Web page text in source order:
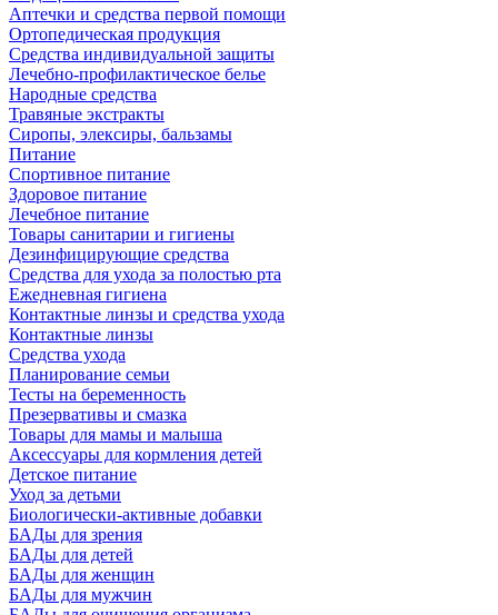
Аптечки и средства первой помощи
Ортопедическая продукция
Средства индивидуальной защиты
Лечебно-профилактическое белье
Народные средства
Травяные экстракты
Сиропы, элексиры, бальзамы
Питание
Спортивное питание
Здоровое питание
Лечебное питание
Товары санитарии и гигиены
Дезинфицирующие средства
Средства для ухода за полостью рта
Ежедневная гигиена
Контактные линзы и средства ухода
Контактные линзы
Средства ухода
Планирование семьи
Тесты на беременность
Презервативы и смазка
Товары для мамы и малыша
Аксессуары для кормления детей
Детское питание
Уход за детьми
Биологически-активные добавки
БАДы для зрения
БАДы для детей
БАДы для женщин
БАДы для мужчин